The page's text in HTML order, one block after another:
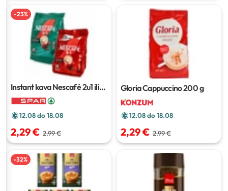
-23%
Instant kava Nescafé 2u1 ili
3u1od 80 g do 165 g
12.08 do 18.08
2,29 € 2,99 €
Gloria Cappuccino200 g
12.08 do 18.08
2,29 € 2,99 €
-32%